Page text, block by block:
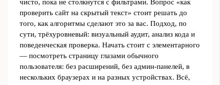
чисто, пока не столкнутся с фильтрами. Вопрос «как
проверить сайт на скрытый текст» стоит решать до
того, как алгоритмы сделают это за вас. Подход, по
сути, трёхуровневый: визуальный аудит, анализ кода и
поведенческая проверка. Начать стоит с элементарного
— посмотреть страницу глазами обычного
пользователя: без расширений, без админ-панелей, в
нескольких браузерах и на разных устройствах. Всё,